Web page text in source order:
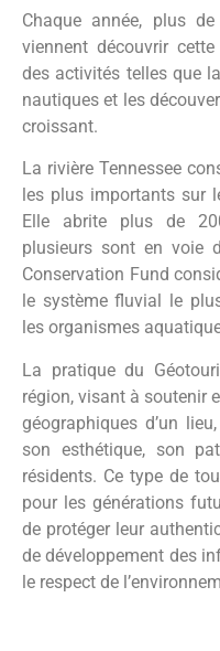
Chaque année, plus
viennent découvrir
des activités telles que
nautiques et les
croissant.
La rivière Tennessee
les plus importants sur
Elle abrite plus de
plusieurs sont en voie
Conservation Fund
le système fluvial le
les organismes
La pratique du
région, visant à soutenir
géographiques d’un
son esthétique, son
résidents. Ce type de
pour les générations
de protéger leur
de développement des
le respect de